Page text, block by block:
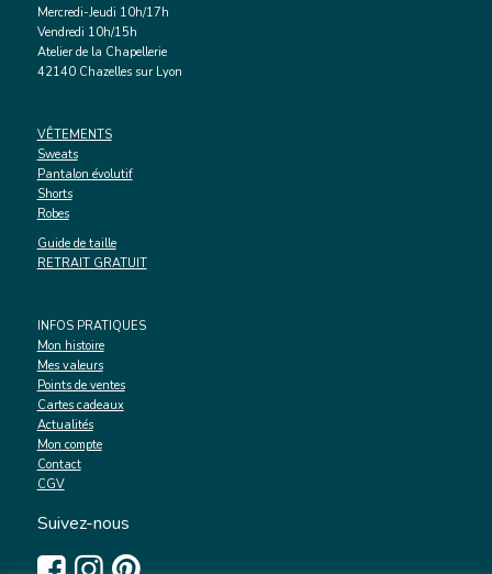
Mercredi-Jeudi 10h/17h
Vendredi 10h/15h
Atelier de la Chapellerie
42140 Chazelles sur Lyon
VÊTEMENTS
Sweats
Pantalon évolutif
Shorts
Robes
Guide de taille
RETRAIT GRATUIT
INFOS PRATIQUES
Mon histoire
Mes valeurs
Points de ventes
Cartes cadeaux
Actualités
Mon compte
Contact
CGV
Suivez-nous